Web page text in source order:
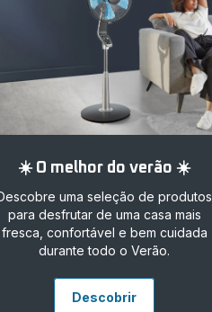
☀️ O melhor do verão ☀️
uma seleção de produtos
para desfrutar de uma casa mais
fresca, confortável e bem cuidada
durante todo o Verão.
Descobrir